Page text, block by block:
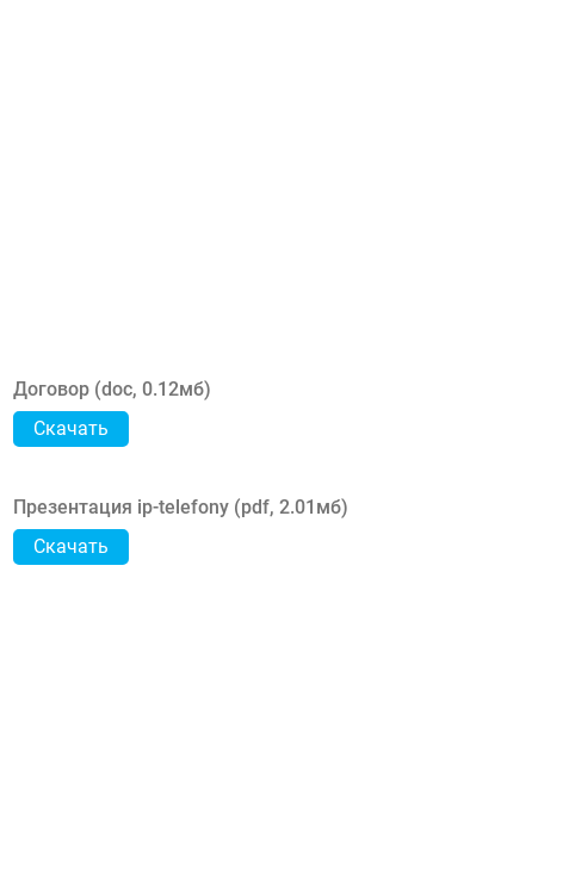
Договор (doc, 0.12мб)
Скачать
Презентация ip-telefony (pdf, 2.01мб)
Скачать